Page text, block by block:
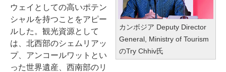
カンボジア Deputy Director
General, Ministry of Tourism
のTry Chhiv氏
ウェイとしての高いポテン
シャルを持つことをアピー
ルした。観光資源として
は、北西部のシェムリアッ
プ、アンコールワットとい
った世界遺産、西南部のリ